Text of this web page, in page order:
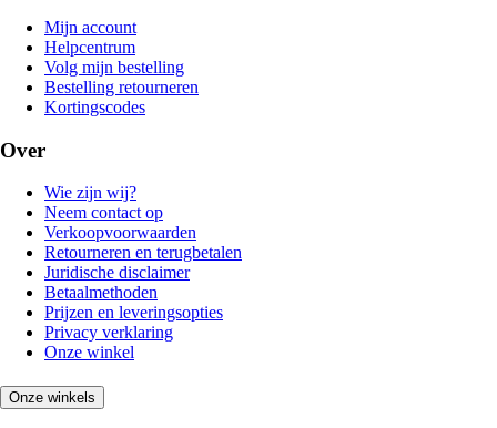
Mijn account
Helpcentrum
Volg mijn bestelling
Bestelling retourneren
Kortingscodes
Over
Wie zijn wij?
Neem contact op
Verkoopvoorwaarden
Retourneren en terugbetalen
Juridische disclaimer
Betaalmethoden
Prijzen en leveringsopties
Privacy verklaring
Onze winkel
Onze winkels